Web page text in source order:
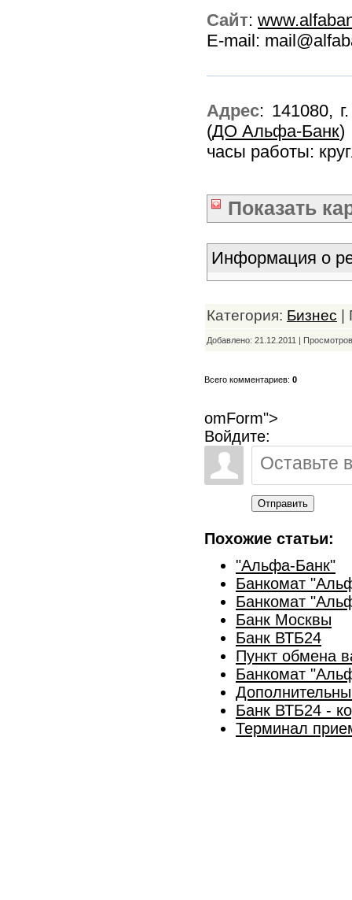
Сайт:
E-mail:
Адрес: 141080,
(ДО Альфа-Банк)
часы работы:
Показать
Информация о
Категория: Бизнес |
Добавлено: 21.12.2011 |
Всего комментариев: 0
omForm">
Войдите:
Отправить
Похожие статьи:
"Альфа-Банк"
Банкомат
Банкомат
Банк Москвы
Банк ВТБ24
Пункт обмена
Банкомат
Банк ВТБ24 -
Терминал